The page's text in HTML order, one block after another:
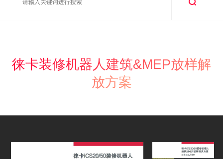
徕卡装修机器人建筑&MEP放样解
放方案